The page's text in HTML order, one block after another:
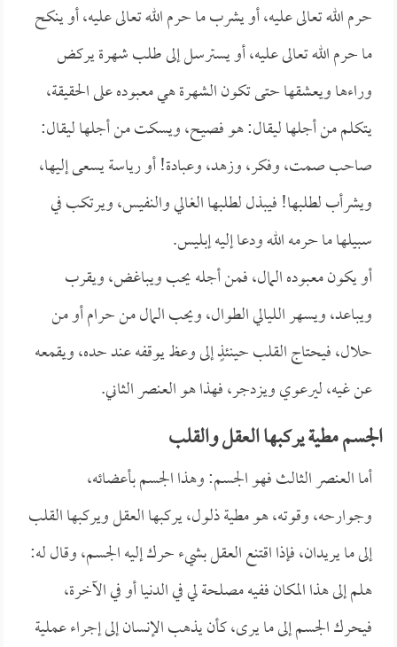
حرم الله تعالى عليه، أو يشرب ما حرم الله تعالى عليه، أو ينكح
ما حرم الله تعالى عليه، أو يسترسل إلى طلب شهرة يركض
وراءها ويعشقها حتى تكون الشهرة هي معبوده على الحقيقة،
يتكلم من أجلها ليقال: هو فصيح، ويسكت من أجلها ليقال:
صاحب صمت، وفكر، وزهد، وعبادة! أو رياسة يسعى إليها،
ويشرأب لطلبها! فيبذل لطلبها الغالي والنفيس، ويرتكب في
سبيلها ما حرمه الله ودعا إليه إبليس.
أو يكون معبوده المال، فمن أجله يحب ويباغض، ويقرب
ويباعد، ويسهر الليالي الطوال، ويحب المال من حرام أو من
حلال، فيحتاج القلب حينئذٍ إلى وعظ يوقفه عند حده، ويقمعه
عن غيه، ليرعوي ويزدجر، فهذا هو العنصر الثاني.
الجسم مطية يركبها العقل والقلب
أما العنصر الثالث فهو الجسم: وهذا الجسم بأعضائه،
وجوارحه، وقوته، هو مطية ذلول، يركبها العقل ويركبها القلب
إلى ما يريدان، فإذا اقتنع العقل بشيء حرك إليه الجسم، وقال له:
هلم إلى هذا المكان ففيه مصلحة لي في الدنيا أو في الآخرة،
فيحرك الجسم إلى ما يرى، كأن يذهب الإنسان إلى إجراء عملية